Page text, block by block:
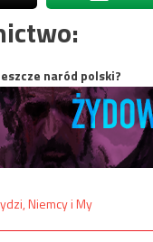
naród polski?